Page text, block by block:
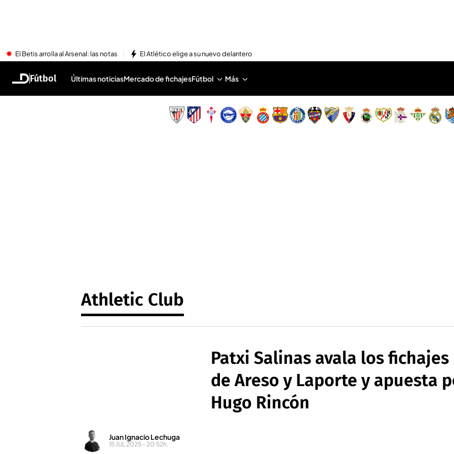
El Betis arrolla al Arsenal: las notas El Atlético elige a su nuevo delantero
Fútbol Últimas noticiasMercado de fichajesFútbol Más
Athletic Club
Patxi Salinas avala los fichajes
de Areso y Laporte y apuesta
Hugo Rincón
Juan Ignacio Lechuga
15 JUL 2025 - 20:52h.